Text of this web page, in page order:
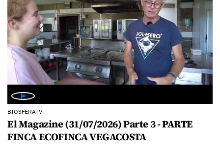
BIOSFERATV
El Magazine (31/07/2026) Parte 3 - PARTE
FINCA ECOFINCA VEGACOSTA